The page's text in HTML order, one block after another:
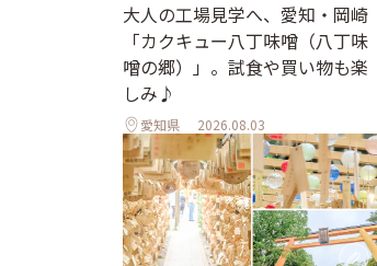
大人の工場見学へ、愛知・岡崎
「カクキュー八丁味噌（八丁味
噌の郷）」。試食や買い物も楽
しみ♪
愛知県 2026.08.03